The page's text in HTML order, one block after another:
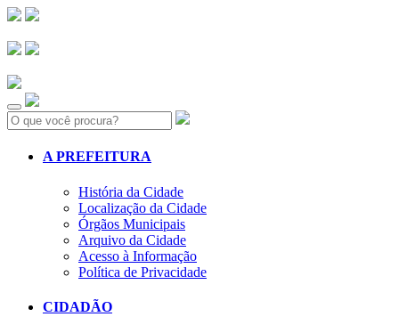
Search:
A PREFEITURA
História da Cidade
Localização da Cidade
Órgãos Municipais
Arquivo da Cidade
Acesso à Informação
Política de Privacidade
CIDADÃO